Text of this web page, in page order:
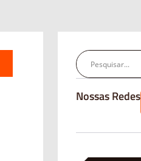
Nossas Redes